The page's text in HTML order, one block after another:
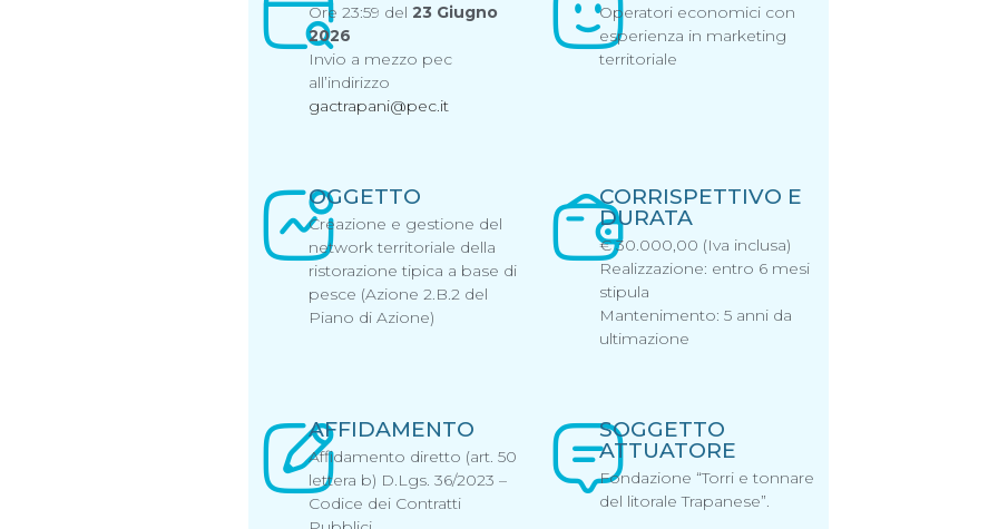
Ore 23:59 del23 Giugno
2026
Invio a mezzo pec
all’indirizzo
gactrapani@pec.it
Operatori economici con
esperienza in marketing
territoriale
OGGETTO
Creazione e gestione del
network territoriale della
ristorazione tipica a base di
pesce (Azione 2.B.2 del
Piano di Azione)
CORRISPETTIVO E
DURATA
€ 30.000,00 (Iva inclusa)
Realizzazione: entro 6 mesi
stipula
Mantenimento: 5 anni da
ultimazione
AFFIDAMENTO
Affidamento diretto (art. 50
lettera b) D.Lgs. 36/2023 –
Codice dei Contratti
SOGGETTO
ATTUATORE
Fondazione “Torri e tonnare
del litorale Trapanese”.